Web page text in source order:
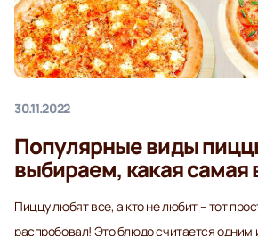
30.11.2022
Популярные виды
выбираем, какая самая
Пиццу любят все, а кто не любит – тот
распробовал! Это блюдо считается одним